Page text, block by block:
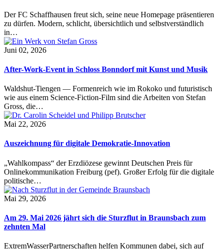
Der FC Schaffhausen freut sich, seine neue Homepage präsentieren
zu dürfen. Modern, schlicht, übersichtlich und selbstverständlich
in…
Juni 02, 2026
After-Work-Event in Schloss Bonndorf mit Kunst und Musik
Waldshut-Tiengen — Formenreich wie im Rokoko und futuristisch
wie aus einem Science-Fiction-Film sind die Arbeiten von Stefan
Gross, die…
Mai 22, 2026
Auszeichnung für digitale Demokratie-Innovation
„Wahlkompass“ der Erzdiözese gewinnt Deutschen Preis für
Onlinekommunikation Freiburg (pef). Großer Erfolg für die digitale
politische…
Mai 29, 2026
Am 29. Mai 2026 jährt sich die Sturzflut in Braunsbach zum
zehnten Mal
ExtremWasserPartnerschaften helfen Kommunen dabei, sich auf